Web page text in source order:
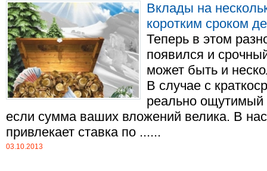
Вклады на
коротким сроком
Теперь в этом
появился и
может быть и
В случае с
реально ощутимый
если сумма ваших вложений велика. В
привлекает ставка по ......
03.10.2013